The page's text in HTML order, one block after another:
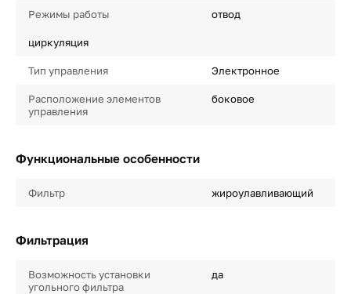
Режимы работы отвод
циркуляция
Тип управления Электронное
Расположение элементов
управления
боковое
Функциональные особенности
Фильтр жироулавливающий
Фильтрация
Возможность установки
угольного фильтра
да